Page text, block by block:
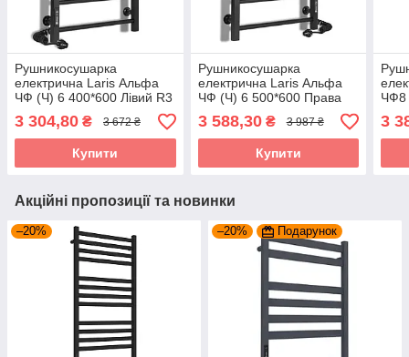
Рушникосушарка
електрична Laris Альфа
ЧФ (Ч) 6 400*600 Лівий R3
3 304,80 ₴ 3 672 ₴
Купити
Рушникосушарка
електрична Laris Альфа
ЧФ (Ч) 6 500*600 Права
R3
3 588,30₴ 3 987 ₴
Купити
ЧФ8
3
Акційні пропозиції та новинки
–20% –20% Подарунок